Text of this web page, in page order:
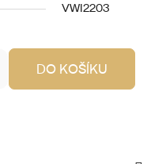
VWI2203
DO KOŠÍKU